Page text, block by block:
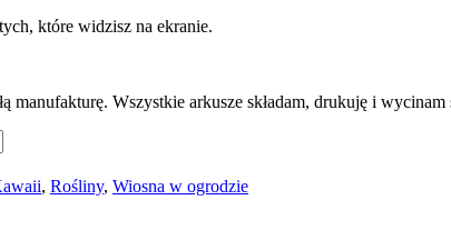
które widzisz na ekranie.
Wszystkie arkusze składam, drukuję i
, Rośliny, Wiosna w ogrodzie